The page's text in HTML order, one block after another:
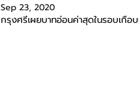
กรุงศรีเผยบาทอ่อนค่าสุดในรอบเกื
Sep 23, 2020